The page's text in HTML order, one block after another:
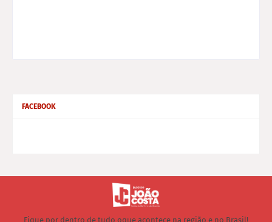
FACEBOOK
Fique por dentro de tudo oque acontece na região e no Brasil!